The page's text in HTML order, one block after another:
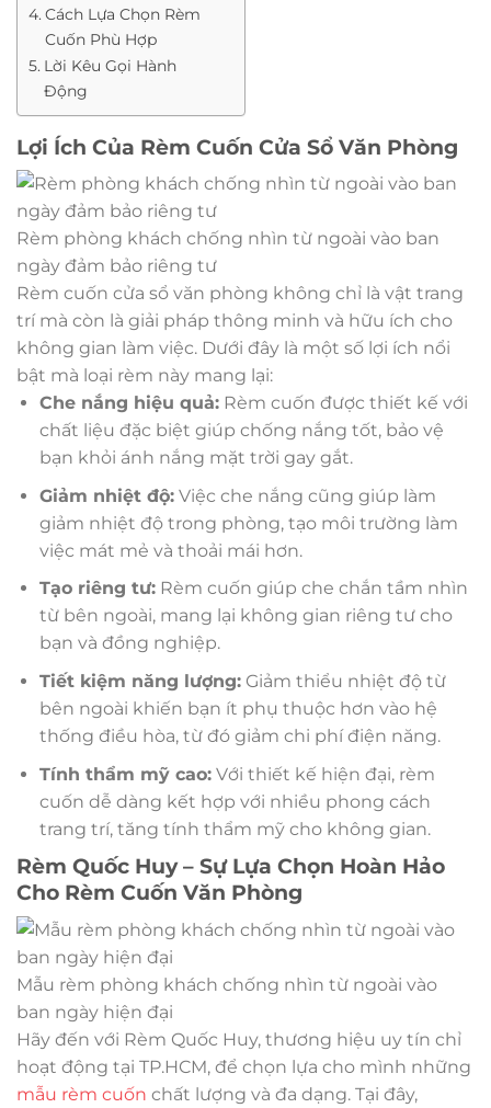
Cách Lựa Chọn Rèm
Cuốn Phù Hợp
Lời Kêu Gọi Hành
Động
Lợi Ích Của Rèm Cuốn Cửa Sổ Văn Phòng
Rèm phòng khách chống nhìn từ ngoài vào ban
ngày đảm bảo riêng tư
Rèm cuốn cửa sổ văn phòng không chỉ là vật trang
trí mà còn là giải pháp thông minh và hữu ích cho
không gian làm việc. Dưới đây là một số lợi ích nổi
bật mà loại rèm này mang lại:
Che nắng hiệu quả:Rèm cuốn được thiết kế với
chất liệu đặc biệt giúp chống nắng tốt, bảo vệ
bạn khỏi ánh nắng mặt trời gay gắt.
Giảm nhiệt độ:Việc che nắng cũng giúp làm
giảm nhiệt độ trong phòng, tạo môi trường làm
việc mát mẻ và thoải mái hơn.
Tạo riêng tư:Rèm cuốn giúp che chắn tầm nhìn
từ bên ngoài, mang lại không gian riêng tư cho
bạn và đồng nghiệp.
Tiết kiệm năng lượng:Giảm thiểu nhiệt độ từ
bên ngoài khiến bạn ít phụ thuộc hơn vào hệ
thống điều hòa, từ đó giảm chi phí điện năng.
Tính thẩm mỹ cao:Với thiết kế hiện đại, rèm
cuốn dễ dàng kết hợp với nhiều phong cách
trang trí, tăng tính thẩm mỹ cho không gian.
Rèm Quốc Huy – Sự Lựa Chọn Hoàn Hảo
Cho Rèm Cuốn Văn Phòng
Mẫu rèm phòng khách chống nhìn từ ngoài vào
ban ngày hiện đại
Hãy đến với Rèm Quốc Huy, thương hiệu uy tín chỉ
hoạt động tại TP.HCM, để chọn lựa cho mình những
mẫu rèm cuốn chất lượng và đa dạng. Tại đây,